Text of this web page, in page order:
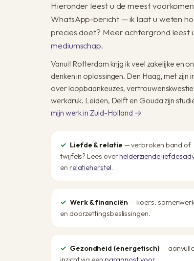
Hieronder leest u de meest
WhatsApp-bericht — ik laat u weten
precies doet? Meer achtergrond leest
mediumschap.
Vanuit Rotterdam krijg ik veel zakelijke en
denken in oplossingen. Den Haag, met
over loopbaankeuzes,
werkdruk. Leiden, Delft en Gouda zijn
mijn werk in Zuid-Holland →
Liefde & relatie — verbroken band of
twijfels? Lees overhelderziende
en relatieherstel.
Werk & financiën — koers,
en doorzettingsbeslissingen.
Gezondheid (energetisch) —